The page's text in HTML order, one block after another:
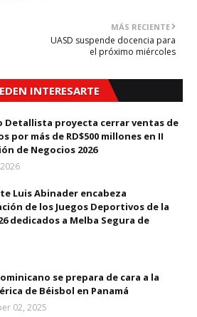
MÁS RECIENTE
UASD suspende docencia para
el próximo miércoles
INTERESARTE
Detallista proyecta cerrar ventas de
por más de RD$500 millones en II
de Negocios 2026
Luis Abinader encabeza
de los Juegos Deportivos de la
dedicados a Melba Segura de
se prepara de cara a la
de Béisbol en Panamá
02, 2025